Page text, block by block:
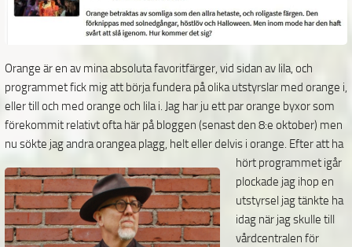
Orange är en av mina absoluta favoritfärger, vid sidan av lila, och
programmet fick mig att börja fundera på olika utstyrslar med orange i,
eller till och med orange och lila i. Jag har ju ett par orange byxor som
förekommit relativt ofta här på bloggen (senast den 8:e oktober) men
nu sökte jag andra orangeaplagg, helt eller delvis i orange. Efter att ha
hört programmet igår
plockade jag ihop en
utstyrsel jag tänkte ha
idag när jag skulle till
vårdcentralen för